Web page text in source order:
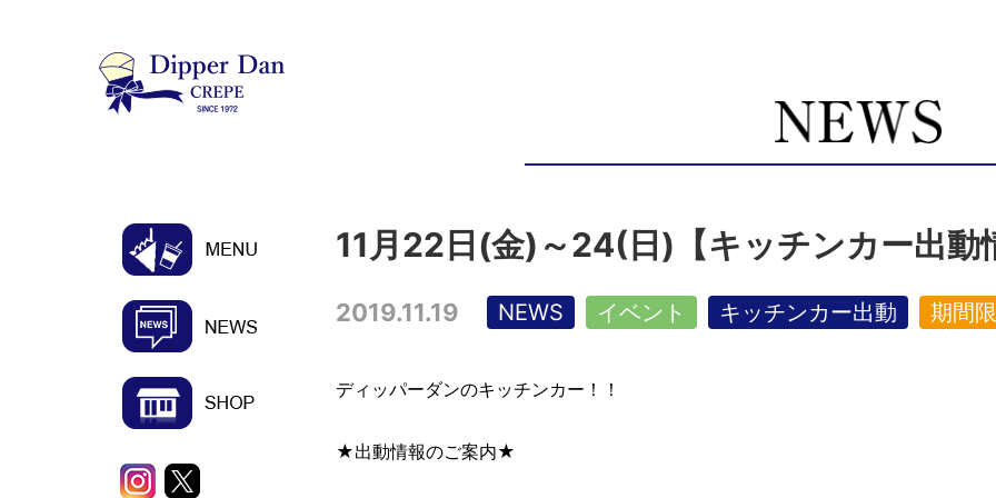
11月22日(金)～24(日)【キッチンカー出動
2019.11.19 NEWS イベント キッチンカー出動 期間
ディッパーダンのキッチンカー！！
★出動情報のご案内★